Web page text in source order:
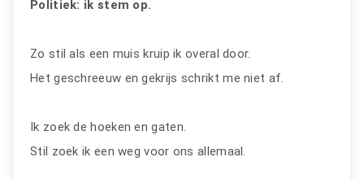
Politiek: ik stem op.
Zo stil als een muis kruip ik overal door.
Het geschreeuw en gekrijs schrikt me niet af.
Ik zoek de hoeken en gaten.
Stil zoek ik een weg voor ons allemaal.